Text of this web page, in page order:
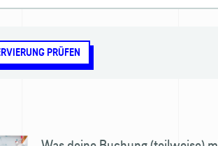
PRÜFEN